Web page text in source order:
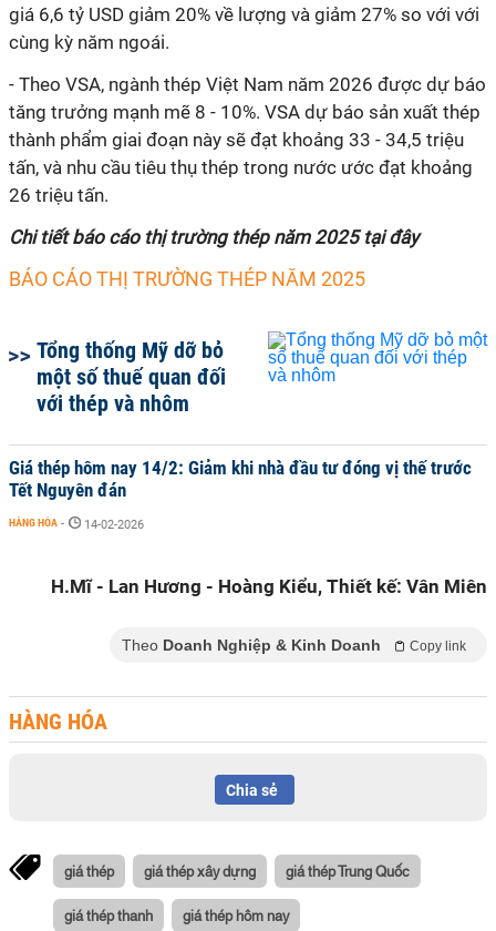
giá 6,6 tỷ USD giảm 20% về lượng và giảm 27% so với với
cùng kỳ năm ngoái.
- Theo VSA, ngành thép Việt Nam năm 2026 được dự báo
tăng trưởng mạnh mẽ 8 - 10%. VSA dự báo sản xuất thép
thành phẩm giai đoạn này sẽ đạt khoảng 33 - 34,5 triệu
tấn, và nhu cầu tiêu thụ thép trong nước ước đạt khoảng
26 triệu tấn.
Chi tiết báo cáo thị trường thép năm 2025 tại đây
BÁO CÁO THỊ TRƯỜNG THÉP NĂM 2025
Tổng thống Mỹ dỡ bỏ
một số thuế quan đối
với thép và nhôm
Giá thép hôm nay 14/2: Giảm khi nhà đầu tư đóng vị thế trước
Tết Nguyên đán
HÀNG HÓA - 14-02-2026
H.Mĩ - Lan Hương - Hoàng Kiểu, Thiết kế: Vân Miên
Theo Doanh Nghiệp & Kinh Doanh Copy link
HÀNG HÓA
Chia sẻ
giá thép giá thép xây dựng giá thép Trung Quốc
giá thép thanh giá thép hôm nay